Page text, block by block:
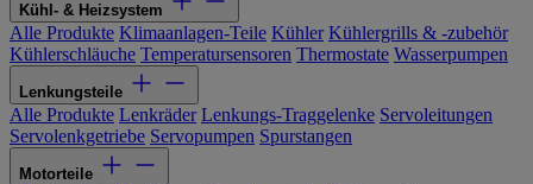
Kühl- & Heizsystem
Alle Produkte Klimaanlagen-Teile Kühler Kühlergrills & -zubehör
Kühlerschläuche Temperatursensoren Thermostate Wasserpumpen
Lenkungsteile
Alle Produkte Lenkräder Lenkungs-Traggelenke Servoleitungen
Servolenkgetriebe Servopumpen Spurstangen
Motorteile